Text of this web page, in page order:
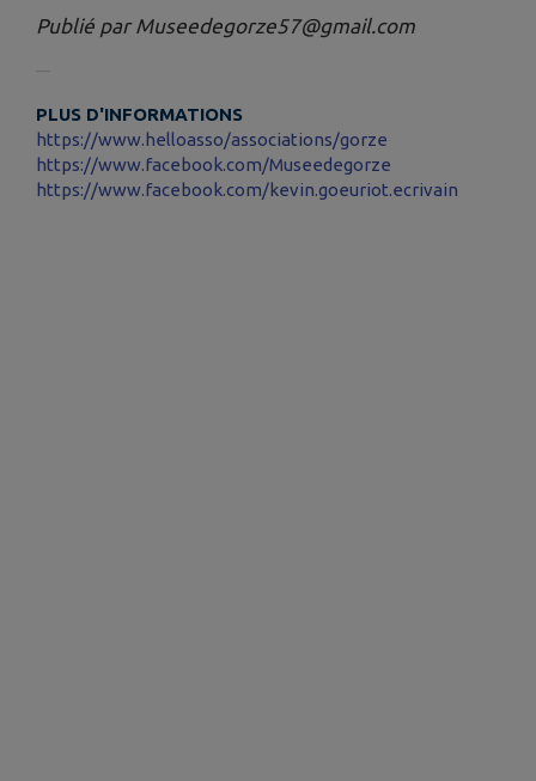
Publié par Museedegorze57@gmail.com
PLUS D'INFORMATIONS
https://www.helloasso/associations/gorze
https://www.facebook.com/Museedegorze
https://www.facebook.com/kevin.goeuriot.ecrivain